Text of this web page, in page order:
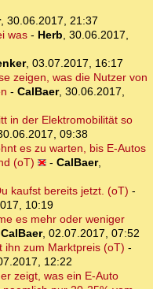
, 30.06.2017, 21:37
was- Herb, 30.06.2017,
, 03.07.2017, 16:17
zeigen, was die Nutzer von
- CalBaer, 30.06.2017,
in der Elektromobilität so
09:38
es zu warten, bis E-Autos
(oT)
- CalBaer,
kaufst bereits jetzt. (oT) -
10:19
es mehr oder weniger
CalBaer, 02.07.2017, 07:52
ihn zum Marktpreis (oT) -
12:22
zeigt, was ein E-Auto